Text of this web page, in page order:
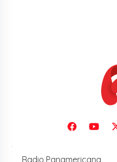
Radio Panamericana